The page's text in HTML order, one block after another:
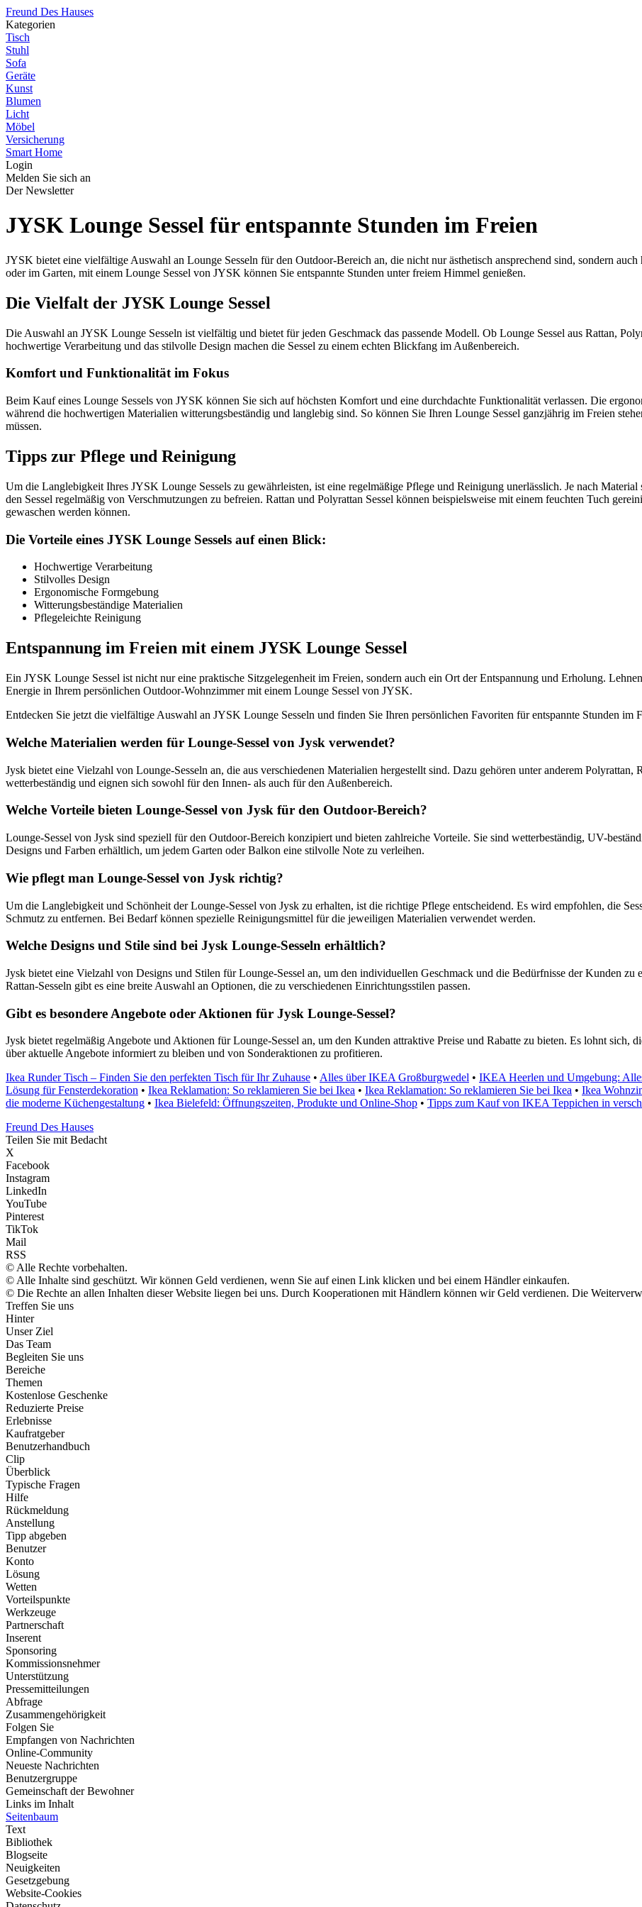
Freund Des Hauses
Kategorien
Tisch
Stuhl
Sofa
Geräte
Kunst
Blumen
Licht
Möbel
Versicherung
Smart Home
Login
Melden Sie sich an
Der Newsletter
JYSK Lounge Sessel für entspannte Stunden im Freien
JYSK bietet eine vielfältige Auswahl an Lounge Sesseln für den Outdoor-Bereich an, die nicht nur ästhetisch ansprechend sind, sondern
oder im Garten, mit einem Lounge Sessel von JYSK können Sie entspannte Stunden unter freiem Himmel genießen.
Die Vielfalt der JYSK Lounge Sessel
Die Auswahl an JYSK Lounge Sesseln ist vielfältig und bietet für jeden Geschmack das passende Modell. Ob Lounge Sessel aus Rattan,
hochwertige Verarbeitung und das stilvolle Design machen die Sessel zu einem echten Blickfang im Außenbereich.
Komfort und Funktionalität im Fokus
Beim Kauf eines Lounge Sessels von JYSK können Sie sich auf höchsten Komfort und eine durchdachte Funktionalität verlassen. Die
während die hochwertigen Materialien witterungsbeständig und langlebig sind. So können Sie Ihren Lounge Sessel ganzjährig im Freien
müssen.
Tipps zur Pflege und Reinigung
Um die Langlebigkeit Ihres JYSK Lounge Sessels zu gewährleisten, ist eine regelmäßige Pflege und Reinigung unerlässlich. Je nach
den Sessel regelmäßig von Verschmutzungen zu befreien. Rattan und Polyrattan Sessel können beispielsweise mit einem feuchten Tuch
gewaschen werden können.
Die Vorteile eines JYSK Lounge Sessels auf einen Blick:
Hochwertige Verarbeitung
Stilvolles Design
Ergonomische Formgebung
Witterungsbeständige Materialien
Pflegeleichte Reinigung
Entspannung im Freien mit einem JYSK Lounge Sessel
Ein JYSK Lounge Sessel ist nicht nur eine praktische Sitzgelegenheit im Freien, sondern auch ein Ort der Entspannung und Erholung.
Energie in Ihrem persönlichen Outdoor-Wohnzimmer mit einem Lounge Sessel von JYSK.
Entdecken Sie jetzt die vielfältige Auswahl an JYSK Lounge Sesseln und finden Sie Ihren persönlichen Favoriten für entspannte Stunden im
Welche Materialien werden für Lounge-Sessel von Jysk verwendet?
Jysk bietet eine Vielzahl von Lounge-Sesseln an, die aus verschiedenen Materialien hergestellt sind. Dazu gehören unter anderem
wetterbeständig und eignen sich sowohl für den Innen- als auch für den Außenbereich.
Welche Vorteile bieten Lounge-Sessel von Jysk für den Outdoor-Bereich?
Lounge-Sessel von Jysk sind speziell für den Outdoor-Bereich konzipiert und bieten zahlreiche Vorteile. Sie sind wetterbeständig, UV-
Designs und Farben erhältlich, um jedem Garten oder Balkon eine stilvolle Note zu verleihen.
Wie pflegt man Lounge-Sessel von Jysk richtig?
Um die Langlebigkeit und Schönheit der Lounge-Sessel von Jysk zu erhalten, ist die richtige Pflege entscheidend. Es wird empfohlen, die
Schmutz zu entfernen. Bei Bedarf können spezielle Reinigungsmittel für die jeweiligen Materialien verwendet werden.
Welche Designs und Stile sind bei Jysk Lounge-Sesseln erhältlich?
Jysk bietet eine Vielzahl von Designs und Stilen für Lounge-Sessel an, um den individuellen Geschmack und die Bedürfnisse der Kunden zu
Rattan-Sesseln gibt es eine breite Auswahl an Optionen, die zu verschiedenen Einrichtungsstilen passen.
Gibt es besondere Angebote oder Aktionen für Jysk Lounge-Sessel?
Jysk bietet regelmäßig Angebote und Aktionen für Lounge-Sessel an, um den Kunden attraktive Preise und Rabatte zu bieten. Es lohnt sich,
über aktuelle Angebote informiert zu bleiben und von Sonderaktionen zu profitieren.
Ikea Runder Tisch – Finden Sie den perfekten Tisch für Ihr Zuhause • Alles über IKEA Großburgwedel • IKEA Heerlen und Umgebung:
Lösung für Fensterdekoration • Ikea Reklamation: So reklamieren Sie bei Ikea • Ikea Reklamation: So reklamieren Sie bei Ikea • Ikea
die moderne Küchengestaltung • Ikea Bielefeld: Öffnungszeiten, Produkte und Online-Shop • Tipps zum Kauf von IKEA Teppichen in
Freund Des Hauses
Teilen Sie mit Bedacht
X
Facebook
Instagram
LinkedIn
YouTube
Pinterest
TikTok
Mail
RSS
© Alle Rechte vorbehalten.
© Alle Inhalte sind geschützt. Wir können Geld verdienen, wenn Sie auf einen Link klicken und bei einem Händler einkaufen.
© Die Rechte an allen Inhalten dieser Website liegen bei uns. Durch Kooperationen mit Händlern können wir Geld verdienen. Die
Treffen Sie uns
Hinter
Unser Ziel
Das Team
Begleiten Sie uns
Bereiche
Themen
Kostenlose Geschenke
Reduzierte Preise
Erlebnisse
Kaufratgeber
Benutzerhandbuch
Clip
Überblick
Typische Fragen
Hilfe
Rückmeldung
Anstellung
Tipp abgeben
Benutzer
Konto
Lösung
Wetten
Vorteilspunkte
Werkzeuge
Partnerschaft
Inserent
Sponsoring
Kommissionsnehmer
Unterstützung
Pressemitteilungen
Abfrage
Zusammengehörigkeit
Folgen Sie
Empfangen von Nachrichten
Online-Community
Neueste Nachrichten
Benutzergruppe
Gemeinschaft der Bewohner
Links im Inhalt
Seitenbaum
Text
Bibliothek
Blogseite
Neuigkeiten
Gesetzgebung
Website-Cookies